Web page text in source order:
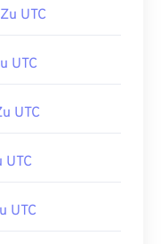
UTC
UTC
UTC
UTC
UTC